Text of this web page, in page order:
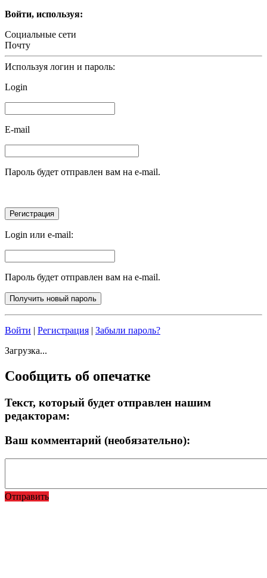
Войти, используя:
Социальные сети
Почту
Используя логин и пароль:
Login
E-mail
Пароль будет отправлен вам на e-mail.
Login или e-mail:
Пароль будет отправлен вам на e-mail.
Войти | Регистрация | Забыли пароль?
Загрузка...
Сообщить об опечатке
Текст, который будет отправлен нашим
редакторам:
Ваш комментарий (необязательно):
Отправить